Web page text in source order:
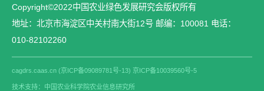
Copyright©2022中国农业绿色发展研究会版权所有
地址：北京市海淀区中关村南大街12号 邮编：100081 电话：
010-82102260
cagdrs.caas.cn (京ICP备09089781号-13) 京ICP备10039560号-5
技术支持：中国农业科学院农业信息研究所